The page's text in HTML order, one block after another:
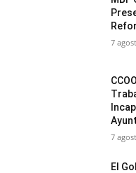
7
7
El